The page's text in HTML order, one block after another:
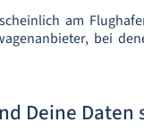
am
bei
Deine Daten